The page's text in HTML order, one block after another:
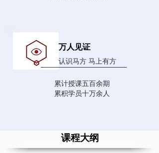
万人见证
认识马方 马上有方
累计授课五百余期
​累积学员十万余人
课程大纲